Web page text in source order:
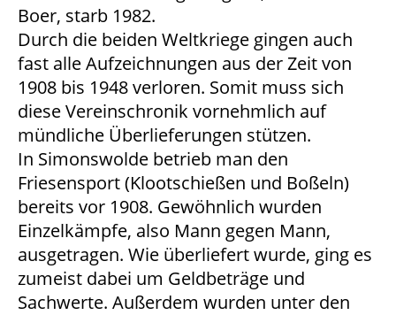
Boer, starb 1982.
Durch die beiden Weltkriege gingen auch
fast alle Aufzeichnungen aus der Zeit von
1908 bis 1948 verloren. Somit muss sich
diese Vereinschronik vornehmlich auf
mündliche Überlieferungen stützen.
In Simonswolde betrieb man den
Friesensport (Klootschießen und Boßeln)
bereits vor 1908. Gewöhnlich wurden
Einzelkämpfe, also Mann gegen Mann,
ausgetragen. Wie überliefert wurde, ging es
zumeist dabei um Geldbeträge und
Sachwerte. Außerdem wurden unter den